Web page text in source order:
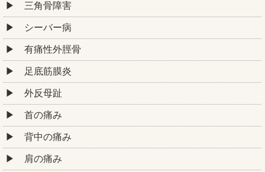
三角骨障害
シーバー病
有痛性外脛骨
足底筋膜炎
外反母趾
首の痛み
背中の痛み
肩の痛み